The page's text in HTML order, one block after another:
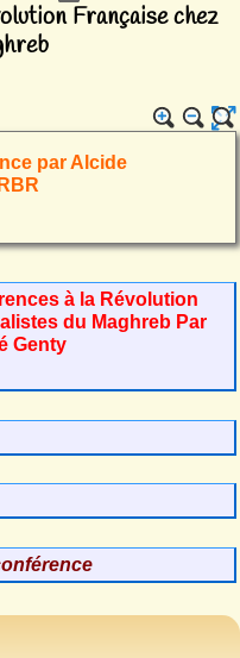
Française chez
par Alcide
à la Révolution
du Maghreb Par
Genty